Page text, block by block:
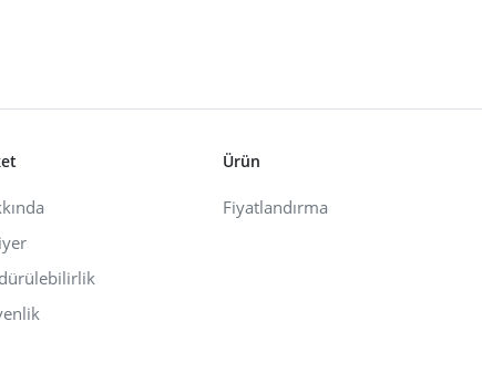
Ürün
Fiyatlandırma